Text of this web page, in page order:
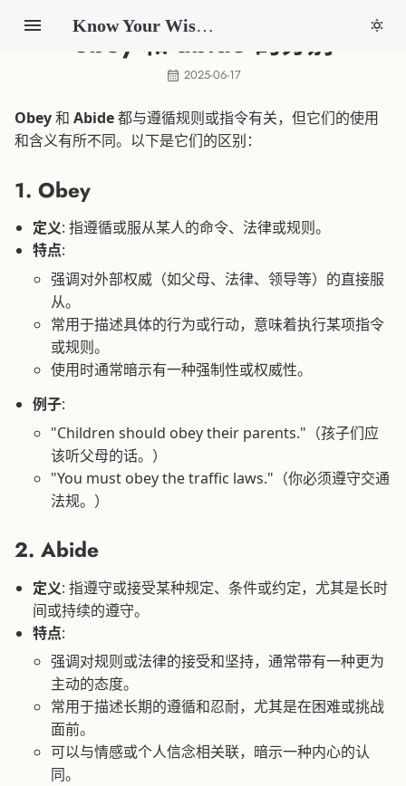
Know Your Wisdom
obey 和 abide 的分别
2025-06-17
Obey和 Abide都与遵循规则或指令有关，但它们的使用
和含义有所不同。以下是它们的区别：
1. Obey
定义: 指遵循或服从某人的命令、法律或规则。
特点:
强调对外部权威（如父母、法律、领导等）的直接服
从。
常用于描述具体的行为或行动，意味着执行某项指令
或规则。
使用时通常暗示有一种强制性或权威性。
例子:
"Children should obey their parents."（孩子们应
该听父母的话。）
"You must obey the traffic laws."（你必须遵守交通
法规。）
2. Abide
定义: 指遵守或接受某种规定、条件或约定，尤其是长时
间或持续的遵守。
特点:
强调对规则或法律的接受和坚持，通常带有一种更为
主动的态度。
常用于描述长期的遵循和忍耐，尤其是在困难或挑战
面前。
可以与情感或个人信念相关联，暗示一种内心的认
同。